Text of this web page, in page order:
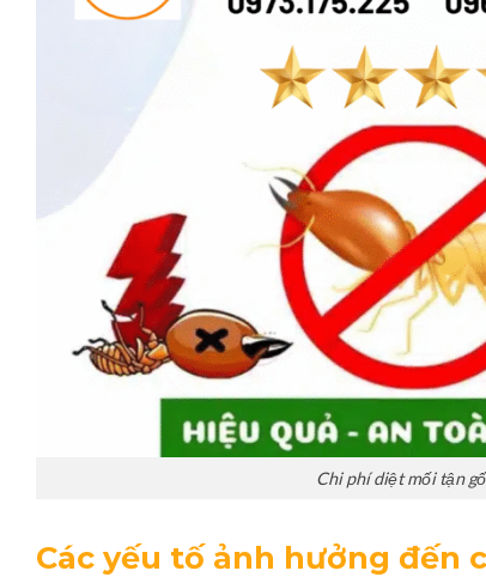
Chi phí diệt mối tận
Các yếu tố ảnh hưởng đến